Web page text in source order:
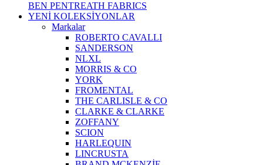
BEN PENTREATH FABRICS
YENİ KOLEKSİYONLAR
Markalar
ROBERTO CAVALLI
SANDERSON
NLXL
MORRIS & CO
YORK
FROMENTAL
THE CARLISLE & CO
CLARKE & CLARKE
ZOFFANY
SCION
HARLEQUIN
LINCRUSTA